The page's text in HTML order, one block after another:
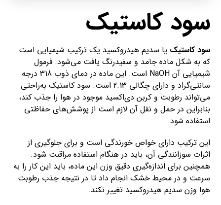
سود کاستیک
سود کاستیک یا سدیم هیدروکسید یک ترکیب شیمیایی است
که به شکل ماده جامد و سفیدرنگ یافت می‌شود. فرمول
شیمیایی آن NaOH است. این ماده در دمای ذوب 318 درجه
سانتی‌گراد و دارای چگالی 2.13 است. سود کاستیک به‌راحتی
می‌تواند رطوبت و کربن دی‌اکسید موجود در هوا را جذب کند،
بنابراین در حمل و نقل آن لازم است از پوشش‌های حفاظتی
استفاده شود.
این ترکیب دارای خواص خورندگی است و برای جلوگیری از
اثرات سوزانندگی آن، باید در هنگام استفاده مراقبت شود.
همچنین برای اندازه‌گیری دقیق وزن این ماده، باید این کار را به
سرعت و در محیط خشک انجام داد تا در نتیجه جذب رطوبت
هوا وزن سدیم هیدروکسید تغییر نکند.